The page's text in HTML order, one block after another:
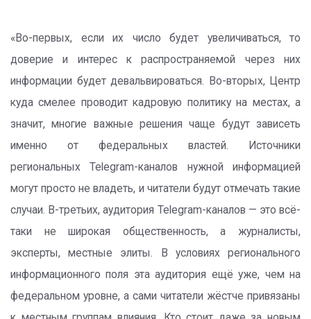
«Во-первых, если их число будет увеличиваться, то
доверие и интерес к распространяемой через них
информации будет девальвироваться. Во-вторых, Центр
куда смелее проводит кадровую политику на местах, а
значит, многие важные решения чаще будут зависеть
именно от федеральных властей. Источники
региональных Telegram-каналов нужной информацией
могут просто не владеть, и читатели будут отмечать такие
случаи. В-третьих, аудитория Telegram-каналов — это всё-
таки не широкая общественность, а журналисты,
эксперты, местные элиты. В условиях регионального
информационного поля эта аудитория ещё уже, чем на
федеральном уровне, а сами читатели жёстче привязаны